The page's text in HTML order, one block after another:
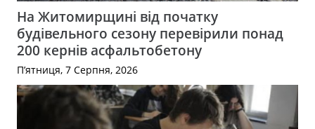
На Житомирщині від початку
будівельного сезону перевірили понад
200 кернів асфальтобетону
П’ятниця, 7 Серпня, 2026